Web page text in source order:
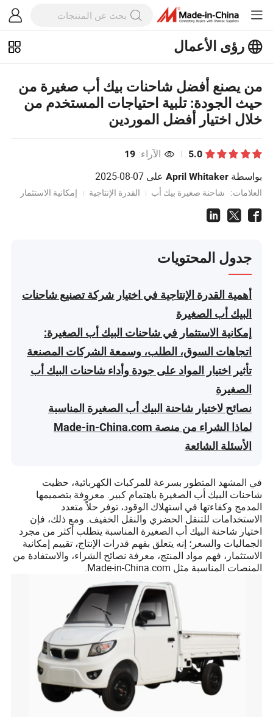
رؤى الأعمال
من يصنع أفضل شاحنات بيك أب صغيرة من
حيث الجودة: تلبية احتياجات المستخدم من
خلال اختيار أفضل الموردين
5.0 الآراء: 19
بواسطةApril Whitaker على2025-08-07
العلامات: شاحنة صغيرة بيك أب القدرة الإنتاجية إمكانية الاستثمار
جدول المحتويات
أهمية القدرة الإنتاجية في اختيار شركة تصنيع شاحنات
البيك أب الصغيرة
إمكانية الاستثمار في شاحنات البيك أب الصغيرة:
اتجاهات السوق، الطلب، وسمعة الشركات المصنعة
تأثير اختيار المواد على جودة وأداء شاحنات البيك أب
الصغيرة
نصائح لاختيار شاحنة البيك أب الصغيرة المناسبة
لماذا الشراء من منصة Made-in-China.com
الأسئلة الشائعة
في المشهد المتطور بسرعة للمركبات الكهربائية، حظيت
شاحنات البيك أب الصغيرة باهتمام كبير. معروفة بتصميمها
المدمج وكفاءتها في استهلاك الوقود، توفر حلاً متعدد
الاستخدامات للتنقل الحضري والنقل الخفيف. ومع ذلك، فإن
اختيار شاحنة البيك أب الصغيرة المناسبة يتطلب أكثر من مجرد
الجماليات والسعر؛ إنه يتعلق بفهم قدرات الإنتاج، تقييم إمكانية
الاستثمار، فهم مواد المنتج، معرفة نصائح الشراء، والاستفادة من
المنصات المناسبة مثل Made-in-China.com.